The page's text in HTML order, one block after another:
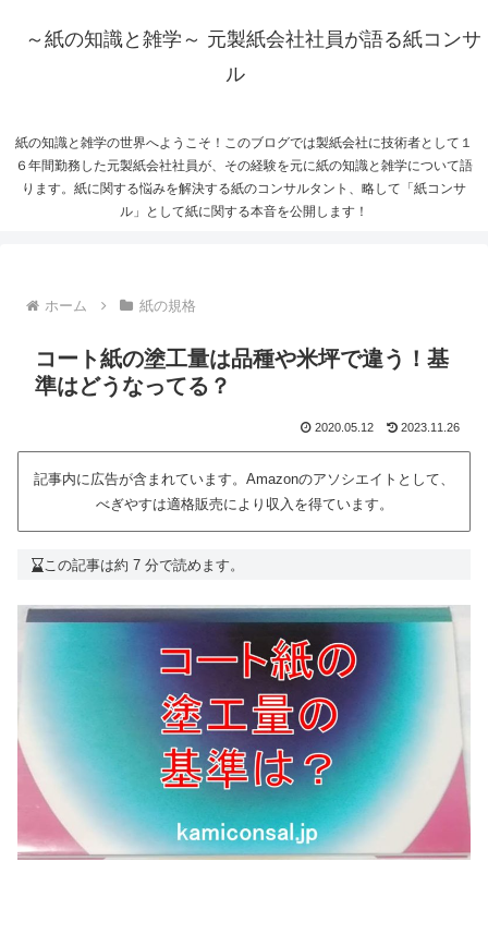
～紙の知識と雑学～ 元製紙会社社員が語る紙コンサ
ル
紙の知識と雑学の世界へようこそ！このブログでは製紙会社に技術者として１
６年間勤務した元製紙会社社員が、その経験を元に紙の知識と雑学について語
ります。紙に関する悩みを解決する紙のコンサルタント、略して「紙コンサ
ル」として紙に関する本音を公開します！
ホーム 紙の規格
コート紙の塗工量は品種や米坪で違う！基
準はどうなってる？
2020.05.12 2023.11.26
記事内に広告が含まれています。Amazonのアソシエイトとして、
べぎやすは適格販売により収入を得ています。
この記事は約 7 分で読めます。